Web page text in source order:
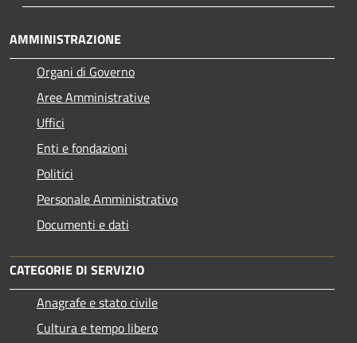
AMMINISTRAZIONE
Organi di Governo
Aree Amministrative
Uffici
Enti e fondazioni
Politici
Personale Amministrativo
Documenti e dati
CATEGORIE DI SERVIZIO
Anagrafe e stato civile
Cultura e tempo libero